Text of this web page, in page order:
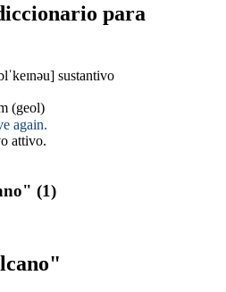
para
sustantivo
(geol)
again.
attivo.
(1)